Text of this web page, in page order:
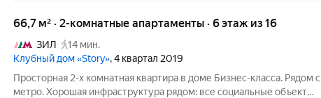
66,7 м² · 2-комнатные апартаменты · 6 этаж из 16
ЗИЛ
14 мин.
Клубный дом «Story», 4 квартал 2019
Просторная 2-х комнатная квартира в доме Бизнес-класса. Рядом с
метро. Хорошая инфраструктура рядом: все социальные объекты,